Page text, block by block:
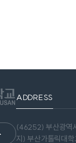
ADDRESS
(46252) 부산광역
지) 부산가톨릭대학